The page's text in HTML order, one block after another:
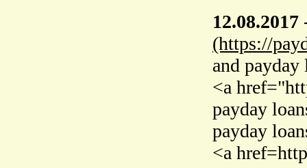
12.08.2017
(https://
and
<a
payday
payday
<a